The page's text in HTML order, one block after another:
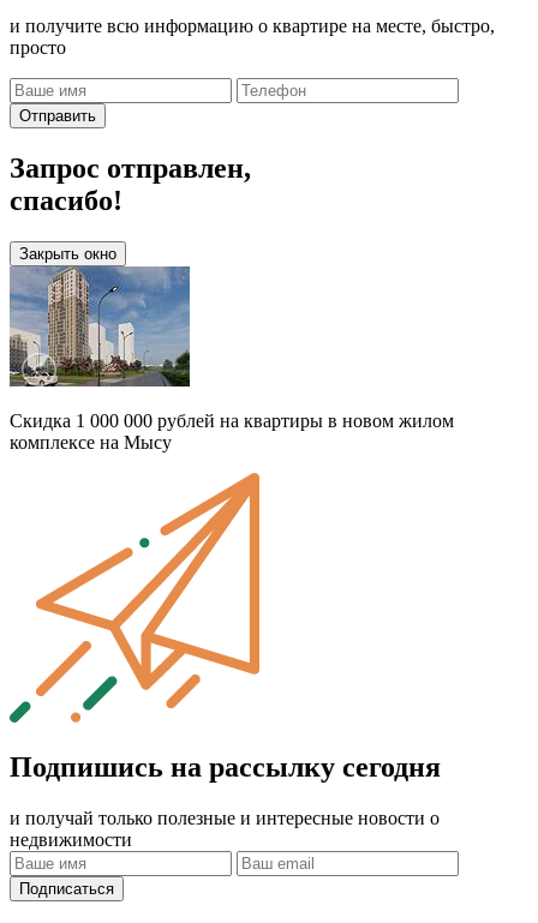
и получите всю информацию о квартире на месте, быстро,
просто
Отправить
Запрос отправлен,
спасибо!
Закрыть окно
Скидка 1 000 000 рублей на квартиры в новом жилом
комплексе на Мысу
Подпишись на рассылку сегодня
и получай только полезные и интересные новости о
недвижимости
Подписаться